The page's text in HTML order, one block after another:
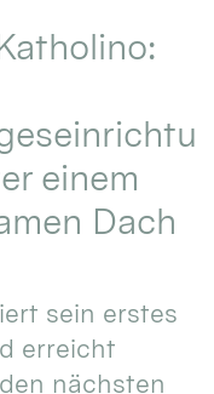
einem
Dach
sein erstes
erreicht
nächsten